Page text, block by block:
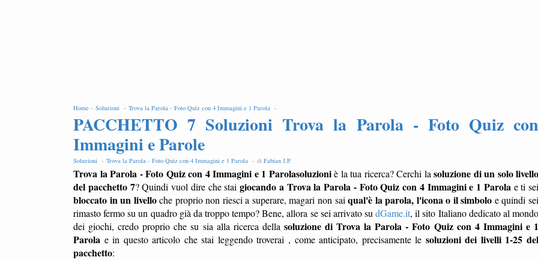
Home - Soluzioni - Trova la Parola - Foto Quiz con 4 Immagini e 1 Parola -
PACCHETTO 7 Soluzioni Trova la Parola - Foto Quiz con
Immagini e Parole
Soluzioni - Trova la Parola - Foto Quiz con 4 Immagini e 1 Parola - di Fabian J.P.
Trova la Parola - Foto Quiz con 4 Immagini e 1 Parolasoluzioniè la tua ricerca? Cerchi la soluzione di un solo livello
del pacchetto 7? Quindi vuol dire che stai giocando a Trova la Parola - Foto Quiz con 4 Immagini e 1 Parola e ti sei
bloccato in un livelloche proprio non riesci a superare, magari non saiqual'è la parola, l'icona o il simbolo e quindi
rimasto fermo su un quadro già da troppo tempo? Bene, allora se sei arrivato sudGame.it, il sito Italiano dedicato al
dei giochi, credo proprio che su sia alla ricerca della soluzione di Trova la Parola - Foto Quiz con 4 Immagini e
Parola e in questo articolo che stai leggendo troverai , come anticipato, precisamente le soluzioni dei livelli 1-25
pacchetto: